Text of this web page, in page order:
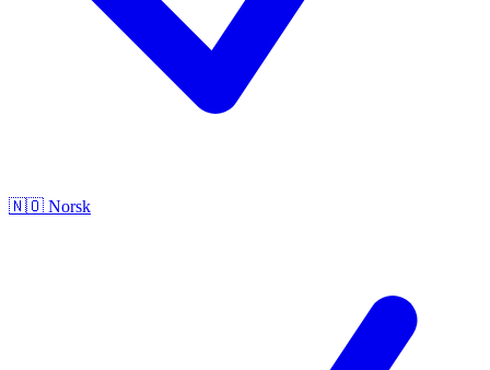
🇳🇴 Norsk